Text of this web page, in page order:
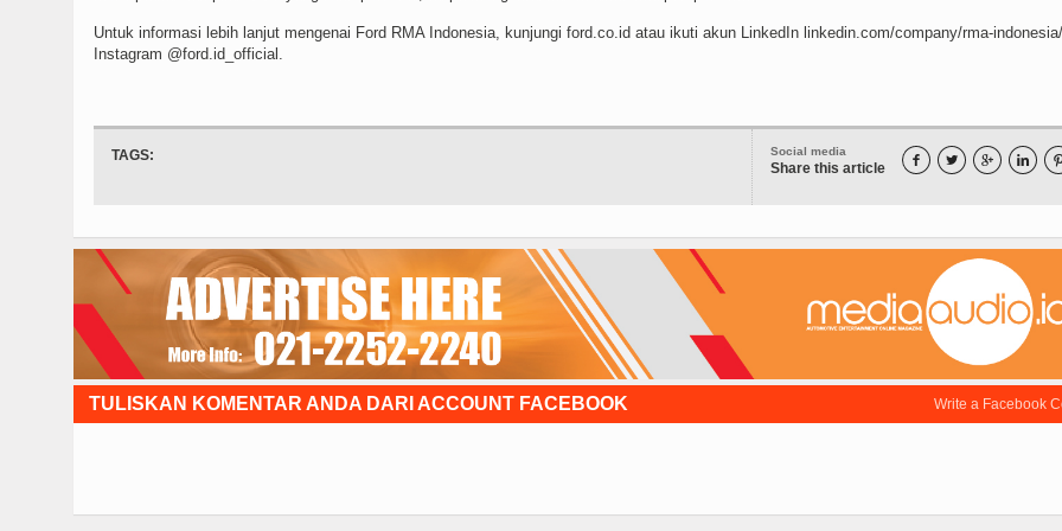
Untuk informasi lebih lanjut mengenai Ford RMA Indonesia, kunjungi ford.co.id atau ikuti akun LinkedIn linkedin.com/company/rma-
Instagram @ford.id_official.
Social media
Share this article    
TAGS:
Write a Facebook
TULISKAN KOMENTAR ANDA DARI ACCOUNT FACEBOOK